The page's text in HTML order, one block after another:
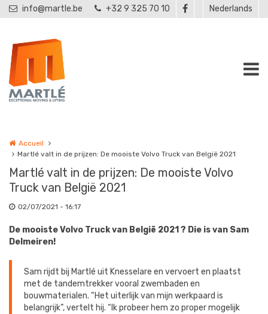
Aller au contenu principal
info@martle.be +32 9 325 70 10 Nederlands
Accueil
Martlé valt in de prijzen: De mooiste Volvo Truck van België 2021
Martlé valt in de prijzen: De mooiste Volvo
Truck van België 2021
02/07/2021 - 16:17
De mooiste Volvo Truck van België 2021 ? Die is van Sam
Delmeiren!
Sam rijdt bij Martlé uit Knesselare en vervoert en plaatst
met de tandemtrekker vooral zwembaden en
bouwmaterialen. “Het uiterlijk van mijn werkpaard is
belangrijk”, vertelt hij. “Ik probeer hem zo proper mogelijk